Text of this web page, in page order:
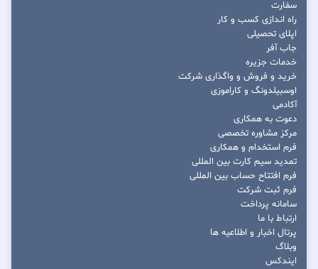
سفارت
راه اندازی کسب و کار
اپلای تحصیلی
جاب آفر
خدمات جزیره
خرید و فروش و واگذاری شرکت
اوسبیلدونگ و کاراموزی
آکادمی
دعوت به همکاری
مرکز مشاوره تخصصی
فرم استخدام و همکاری
تمدید سیم کارت بین المللی
فرم افتتاح حساب بین المللی
فرم ثبت شرکت
سامانه پرداخت
ارتباط با ما
پرتال اخبار و اطلاعیه ها
وبلاگ
ایندکس